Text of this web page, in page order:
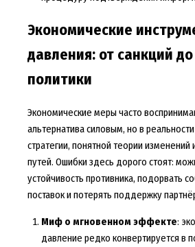
Экономические
давления: от санкций
политики
Экономические меры часто
альтернатива силовым, но в
стратегии, понятной теории
путей. Ошибки здесь дорого стоят:
устойчивость противника, подорвать
поставок и потерять поддержку
Миф о мгновенном эффекте:
давление редко конвертируется в